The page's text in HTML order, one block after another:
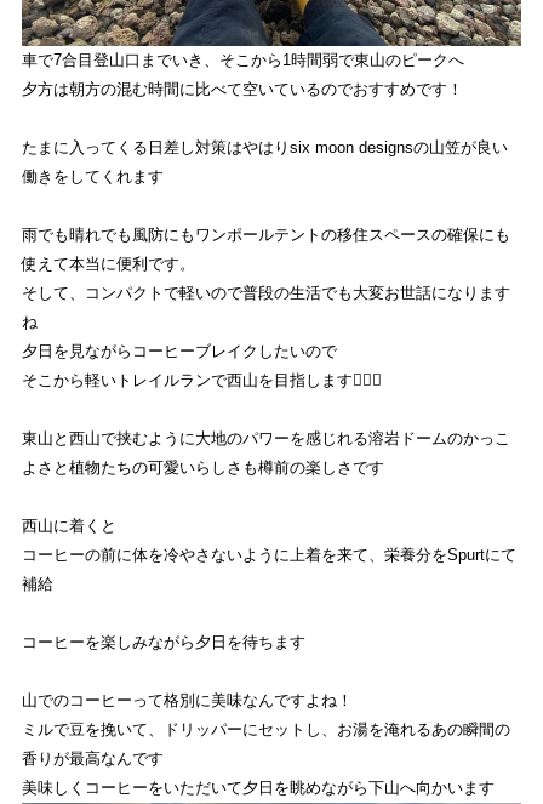
車で7合目登山口までいき、そこから1時間弱で東山のピークへ
夕方は朝方の混む時間に比べて空いているのでおすすめです！
たまに入ってくる日差し対策はやはりsix moon designsの山笠が良い
働きをしてくれます
雨でも晴れでも風防にもワンポールテントの移住スペースの確保にも
使えて本当に便利です。
そして、コンパクトで軽いので普段の生活でも大変お世話になります
ね
夕日を見ながらコーヒーブレイクしたいので
そこから軽いトレイルランで西山を目指します🏃🏻‍♂️
東山と西山で挟むように大地のパワーを感じれる溶岩ドームのかっこ
よさと植物たちの可愛いらしさも樽前の楽しさです
西山に着くと
コーヒーの前に体を冷やさないように上着を来て、栄養分をSpurtにて
補給
コーヒーを楽しみながら夕日を待ちます
山でのコーヒーって格別に美味なんですよね！
ミルで豆を挽いて、ドリッパーにセットし、お湯を淹れるあの瞬間の
香りが最高なんです
美味しくコーヒーをいただいて夕日を眺めながら下山へ向かいます